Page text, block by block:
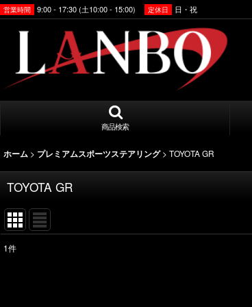
営業時間 9:00 - 17:30 (土10:00 - 15:00) 定休日 日・祝
商品検索
ホーム > プレミアムスポーツステアリング > TOYOTA GR
TOYOTA GR
1件